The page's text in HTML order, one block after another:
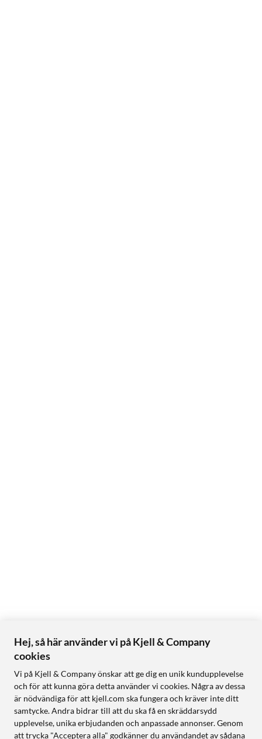
Hej, så här använder vi på Kjell & Company
cookies
Vi på Kjell & Company önskar att ge dig en unik kundupplevelse
och för att kunna göra detta använder vi cookies. Några av dessa
är nödvändiga för att kjell.com ska fungera och kräver inte ditt
samtycke. Andra bidrar till att du ska få en skräddarsydd
upplevelse, unika erbjudanden och anpassade annonser. Genom
att trycka "Acceptera alla" godkänner du användandet av sådana